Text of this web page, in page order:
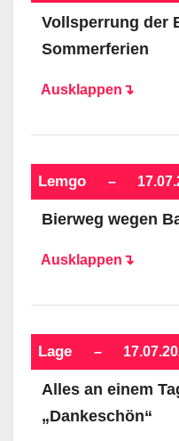
Vollsperrung der
Sommerferien
Ausklappen↴
Lemgo –
Bierweg wegen
Ausklappen↴
Lage –
Alles an einem
„Dankeschön“